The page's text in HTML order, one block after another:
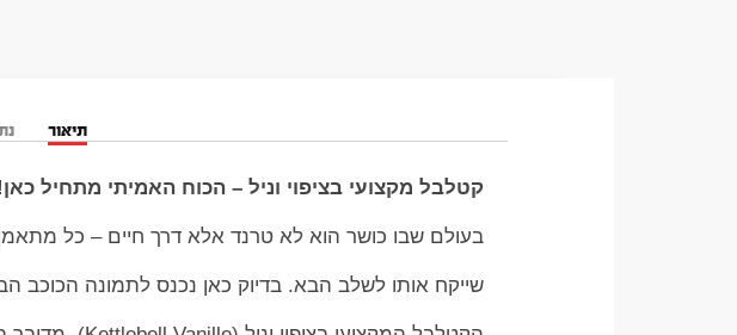
תיאור
קטלבל מקצועי בציפוי וניל – הכוח האמיתי מתחיל
בעולם שבו כושר הוא לא טרנד אלא דרך חיים – כל
שייקח אותו לשלב הבא. בדיוק כאן נכנס לתמונה הכוכב